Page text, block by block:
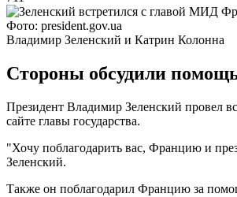
Фото: president.gov.ua
Владимир Зеленский и Катрин Колонна
Стороны обсудили
Президент Владимир Зеленский провел
сайте главы государства.
"Хочу поблагодарить вас, Францию ​​и
Зеленский.
Также он поблагодарил Францию за